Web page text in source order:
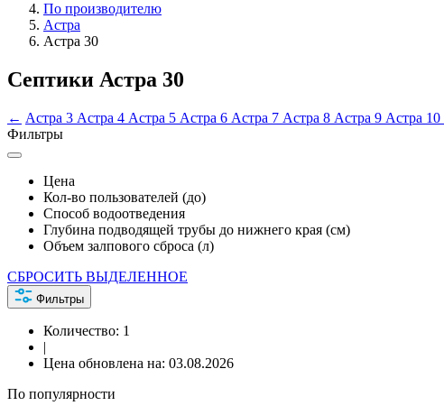
По производителю
Астра
Астра 30
Септики Астра 30
← Астра 3 Астра 4 Астра 5 Астра 6 Астра 7 Астра 8 Астра 9 Астра 10
Фильтры
Цена
Кол-во пользователей (до)
Способ водоотведения
Глубина подводящей трубы до нижнего края (см)
Объем залпового сброса (л)
СБРОСИТЬ ВЫДЕЛЕННОЕ
Фильтры
Количество: 1
|
Цена обновлена на: 03.08.2026
По популярности